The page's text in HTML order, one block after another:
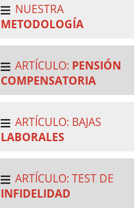
NUESTRA
METODOLOGÍA
ARTÍCULO: PENSIÓN
COMPENSATORIA
ARTÍCULO: BAJAS
LABORALES
ARTÍCULO: TEST DE
INFIDELIDAD